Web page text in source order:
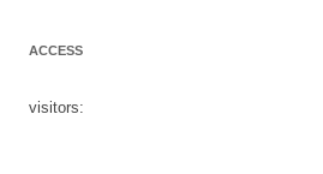
ACCESS
visitors: